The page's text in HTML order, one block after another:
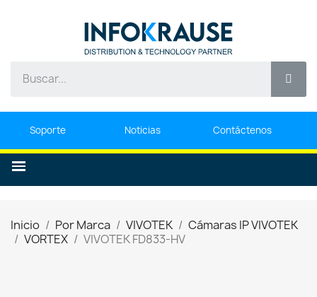
Soporte Noticias Contáctenos
Inicio Por Marca VIVOTEK
Cámaras IP VIVOTEK
VORTEX
VIVOTEK FD833-HV